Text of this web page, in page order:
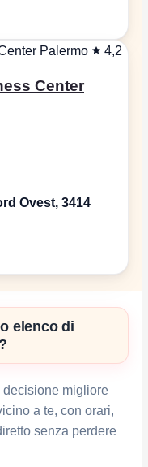
4,2
Center
Ovest, 3414
elenco di
decisione migliore
a te, con orari,
senza perdere